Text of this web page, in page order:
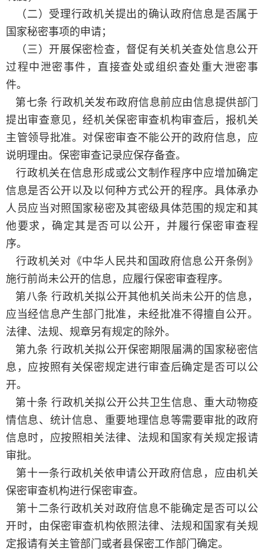
（二）受理行政机关提出的确认政府信息是否属于
国家秘密事项的申请；
（三）开展保密检查，督促有关机关查处信息公开
过程中泄密事件，直接查处或组织查处重大泄密事
件。
第七条 行政机关发布政府信息前应由信息提供部门
提出审查意见，经机关保密审查机构审查后，报机关
主管领导批准。对保密审查不能公开的政府信息，应
说明理由。保密审查记录应保存备查。
行政机关在信息形成或公文制作程序中应增加确定
信息是否公开以及以何种方式公开的程序。具体承办
人员应当对照国家秘密及其密级具体范围的规定和其
他要求，确定其是否可以公开，并履行保密审查程
序。
行政机关对《中华人民共和国政府信息公开条例》
施行前尚未公开的信息，应履行保密审查程序。
第八条 行政机关拟公开其他机关尚未公开的信息，
应当经信息产生部门批准，未经批准不得擅自公开。
法律、法规、规章另有规定的除外。
第九条 行政机关拟公开保密期限届满的国家秘密信
息，应按照有关保密规定进行审查后确定是否可以公
开。
第十条 行政机关拟公开公共卫生信息、重大动物疫
情信息、统计信息、重要地理信息等需要审批的政府
信息时，应按照相关法律、法规和国家有关规定报请
审批。
第十一条行政机关依申请公开政府信息，应由机关
保密审查机构进行保密审查。
第十二条行政机关对政府信息不能确定是否可以公
开时，由保密审查机构依照法律、法规和国家有关规
定报请有关主管部门或者县保密工作部门确定。